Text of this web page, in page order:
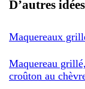
D’autres
Maquereaux
Maquereau
croûton au